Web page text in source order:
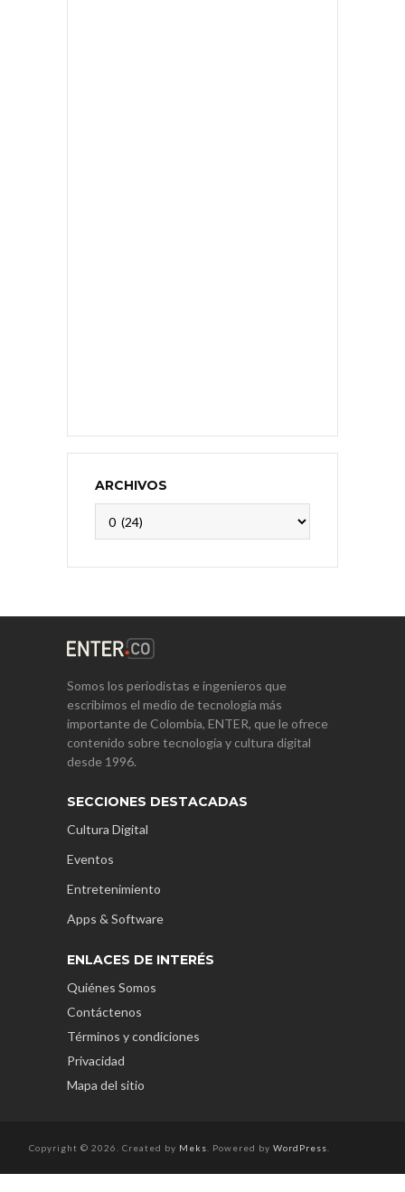
ARCHIVOS
Somos los periodistas e ingenieros que
escribimos el medio de tecnología más
importante de Colombia, ENTER, que le ofrece
contenido sobre tecnología y cultura digital
desde 1996.
SECCIONES DESTACADAS
Cultura Digital
Eventos
Entretenimiento
Apps & Software
ENLACES DE INTERÉS
Quiénes Somos
Contáctenos
Términos y condiciones
Privacidad
Mapa del sitio
Copyright © 2026. Created by Meks . Powered by WordPress